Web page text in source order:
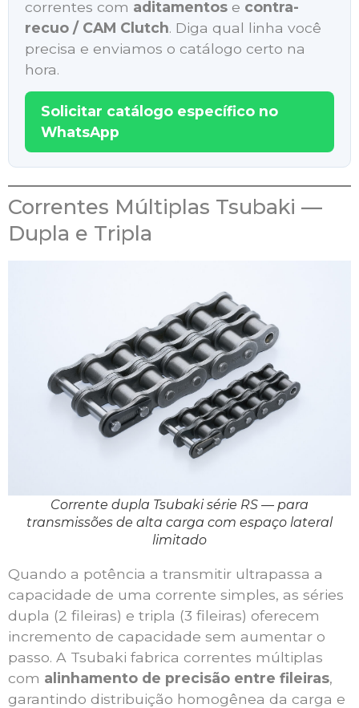
correntes com aditamentos e contra-
recuo / CAM Clutch. Diga qual linha você
precisa e enviamos o catálogo certo na
hora.
Solicitar catálogo específico no
WhatsApp
Correntes Múltiplas Tsubaki —
Dupla e Tripla
Corrente dupla Tsubaki série RS — para
transmissões de alta carga com espaço lateral
limitado
Quando a potência a transmitir ultrapassa a
capacidade de uma corrente simples, as séries
dupla (2 fileiras) e tripla (3 fileiras) oferecem
incremento de capacidade sem aumentar o
passo. A Tsubaki fabrica correntes múltiplas
com alinhamento de precisão entre fileiras,
garantindo distribuição homogênea da carga e